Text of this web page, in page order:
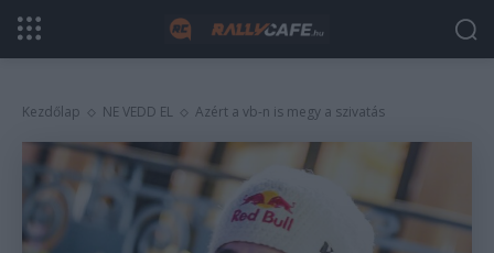
Kezdőlap NE VEDD EL Azért a vb-n is megy a szivatás